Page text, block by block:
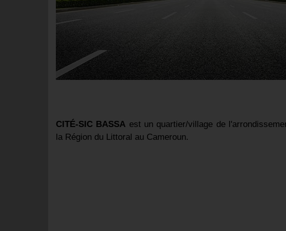
CITÉ-SIC BASSA est un quartier/village de
la Région du Littoral au Cameroun.